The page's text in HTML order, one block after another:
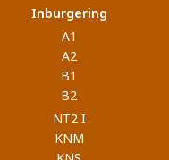
Inburgering
A1
A2
B1
B2
NT2 I
KNM